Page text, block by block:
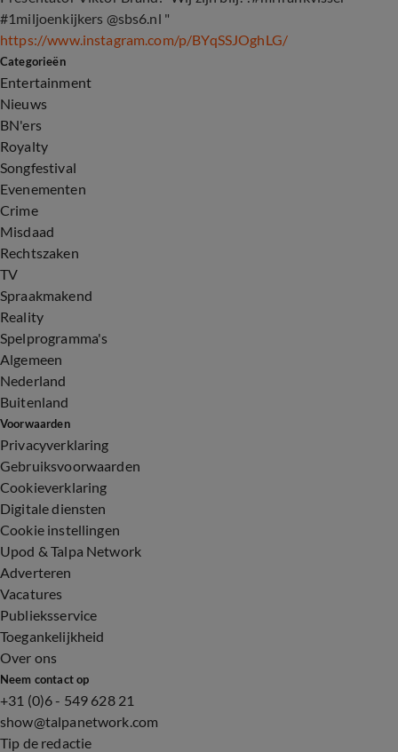
#1miljoenkijkers @sbs6.nl "
https://www.instagram.com/p/BYqSSJOghLG/
Categorieën
Entertainment
Nieuws
BN'ers
Royalty
Songfestival
Evenementen
Crime
Misdaad
Rechtszaken
TV
Spraakmakend
Reality
Spelprogramma's
Algemeen
Nederland
Buitenland
Voorwaarden
Privacyverklaring
Gebruiksvoorwaarden
Cookieverklaring
Digitale diensten
Cookie instellingen
Upod & Talpa Network
Adverteren
Vacatures
Publieksservice
Toegankelijkheid
Over ons
Neem contact op
+31 (0)6 - 549 628 21
show@talpanetwork.com
Tip de redactie